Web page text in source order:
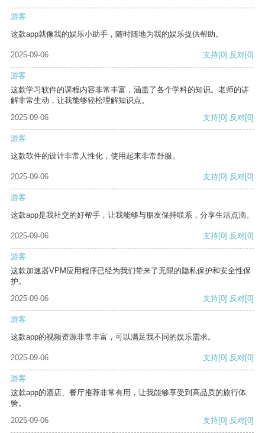
游客
这款app就像我的娱乐小助手，随时随地为我的娱乐提供帮助。
2025-09-06 支持[0] 反对[0]
游客
这款学习软件的课程内容非常丰富，涵盖了各个学科的知识。老师的讲
解非常生动，让我能够轻松理解知识点。
2025-09-06
支持[0] 反对[0]
游客
这款软件的设计非常人性化，使用起来非常舒服。
2025-09-06 支持[0] 反对[0]
游客
这款app是我社交的好帮手，让我能够与朋友保持联系，分享生活点滴。
2025-09-06 支持[0] 反对[0]
游客
这款加速器VPM应用程序已经为我们带来了无限的隐私保护和安全性保
护。
2025-09-06
支持[0] 反对[0]
游客
这款app的视频资源非常丰富，可以满足我不同的娱乐需求。
2025-09-06 支持[0] 反对[0]
游客
这款app的酒店、餐厅推荐非常有用，让我能够享受到高品质的旅行体
验。
2025-09-06
支持[0] 反对[0]